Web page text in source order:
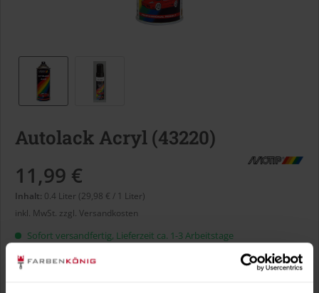
Autolack Acryl (43220)
11,99 €
Inhalt: 0.4 Liter (29,98 € / 1 Liter)
inkl. MwSt. zzgl. Versandkosten
Sofort versandfertig, Lieferzeit ca. 1-3 Arbeitstage
Liter: